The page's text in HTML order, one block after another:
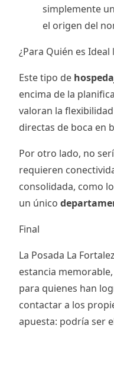
simplemente
el origen del
¿Para Quién es Ideal
Este tipo de
encima de la
valoran la
directas de boca en
Por otro lado, no
requieren
consolidada, como
un único
Final
La Posada La
estancia
para quienes han
contactar a los
apuesta: podría ser